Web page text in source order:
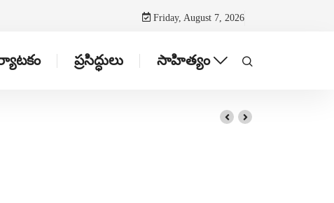
Friday, August 7, 2026
ప్రసిద్ధులు సాహిత్యం